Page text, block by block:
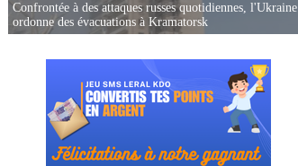
Confrontée à des attaques russes quotidiennes, l'Ukraine
ordonne des évacuations à Kramatorsk